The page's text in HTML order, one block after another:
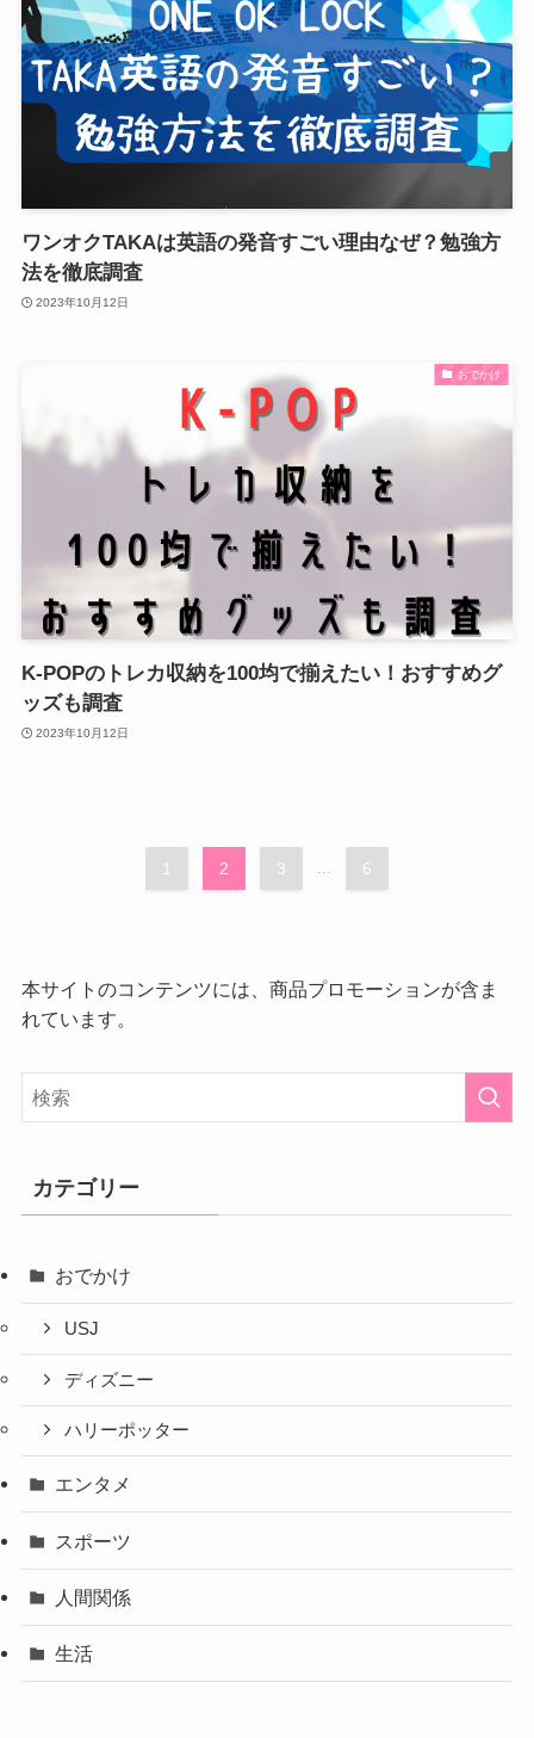
ワンオクTAKAは英語の発音すごい理由なぜ？勉強方
法を徹底調査
2023年10月12日
おでかけ
K-POPのトレカ収納を100均で揃えたい！おすすめグ
ッズも調査
2023年10月12日
1 2 3 ... 6
本サイトのコンテンツには、商品プロモーションが含ま
れています。
カテゴリー
おでかけ
USJ
ディズニー
ハリーポッター
エンタメ
スポーツ
人間関係
生活